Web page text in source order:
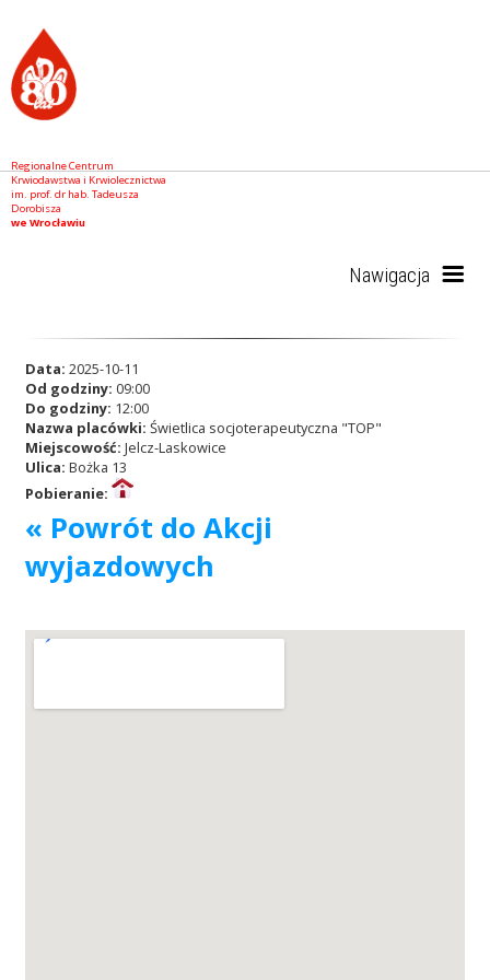
Regionalne Centrum
Krwiodawstwa i Krwiolecznictwa
im. prof. dr hab. Tadeusza
Dorobisza
we Wrocławiu
Nawigacja
RCKiK
Akcje wyjazdowe
Krwiodawcy
Data: 2025-10-11
Od godziny: 09:00
Do godziny: 12:00
Nazwa placówki: Świetlica socjoterapeutyczna "TOP"
Miejscowość: Jelcz-Laskowice
Ulica: Bożka 13
Pobieranie:
« Powrót do Akcji
wyjazdowych